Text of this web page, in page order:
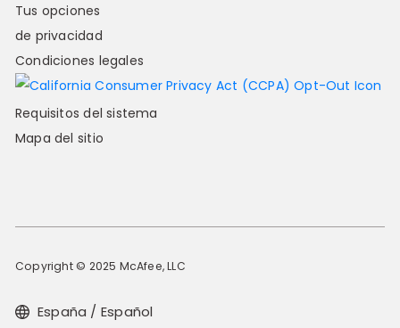
Tus opciones
de privacidad
Condiciones legales
Requisitos del sistema
Mapa del sitio
Copyright © 2025 McAfee, LLC
España / Español